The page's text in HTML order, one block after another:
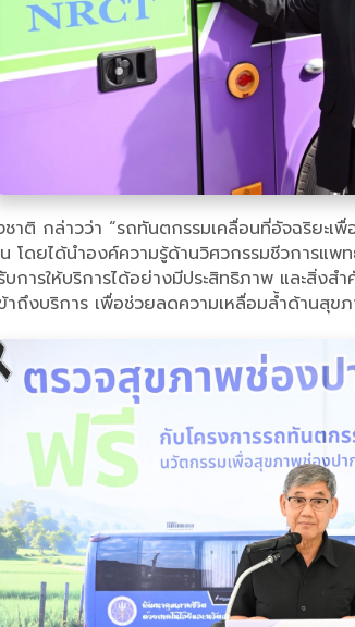
กล่าวว่า “รถทันตกรรมเคลื่อนที่อัจฉริยะเ
ยได้นำองค์ความรู้ด้านวิศวกรรมชีวการแ
รให้บริการได้อย่างมีประสิทธิภาพ และสิ่งส
ถึงบริการ เพื่อช่วยลดความเหลื่อมล้ำด้านสุข